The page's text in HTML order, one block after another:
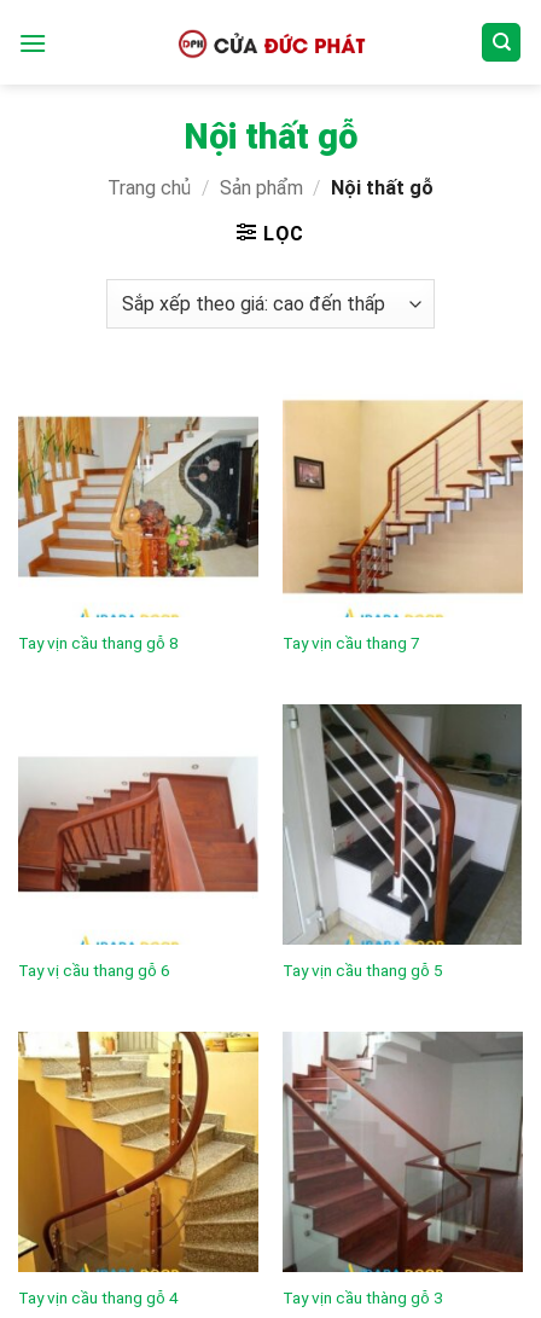
qua
Nội thất gỗ
Trang chủ / Sản phẩm /
Nội thất gỗ
LỌC
Tay vịn cầu thang gỗ 8 Tay vịn cầu thang 7
Tay vị cầu thang gỗ 6 Tay vịn cầu thang gỗ 5
Tay vịn cầu thang gỗ 4 Tay vịn cầu thàng gỗ 3